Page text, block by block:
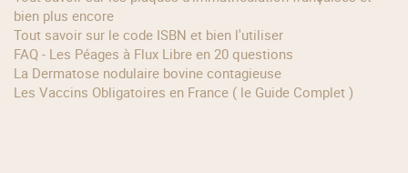
bien plus encore
Tout savoir sur le code ISBN et bien l'utiliser
FAQ - Les Péages à Flux Libre en 20 questions
La Dermatose nodulaire bovine contagieuse
Les Vaccins Obligatoires en France ( le Guide Complet )